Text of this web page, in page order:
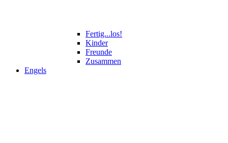
Fertig...los!
Kinder
Freunde
Zusammen
Engels